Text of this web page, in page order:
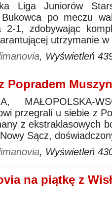
Liga Juniorów
Bukowca po meczu
2-1, zdobywając
utrzymanie
, Wyświetleń
Popradem
MAŁOPOLSKA-
przegrali u siebie z
z ekstraklasowych
Sącz,
, Wyświetleń
na piątkę z